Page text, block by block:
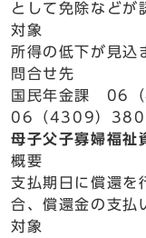
として免除などが
対象
所得の低下が見込
問合せ先
国民年金課 06
06（4309）
母子父子寡婦福祉
概要
支払期日に償還を
合、償還金の支払
対象